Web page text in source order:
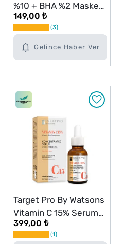
Gelince Haber Ver
%10 + BHA %2 Maske
Serumu 30 ml
149,00 ₺
3
Target Pro By Watsons
Vitamin C 15% Serum
Konsantre 30 ml
399,00 ₺
1